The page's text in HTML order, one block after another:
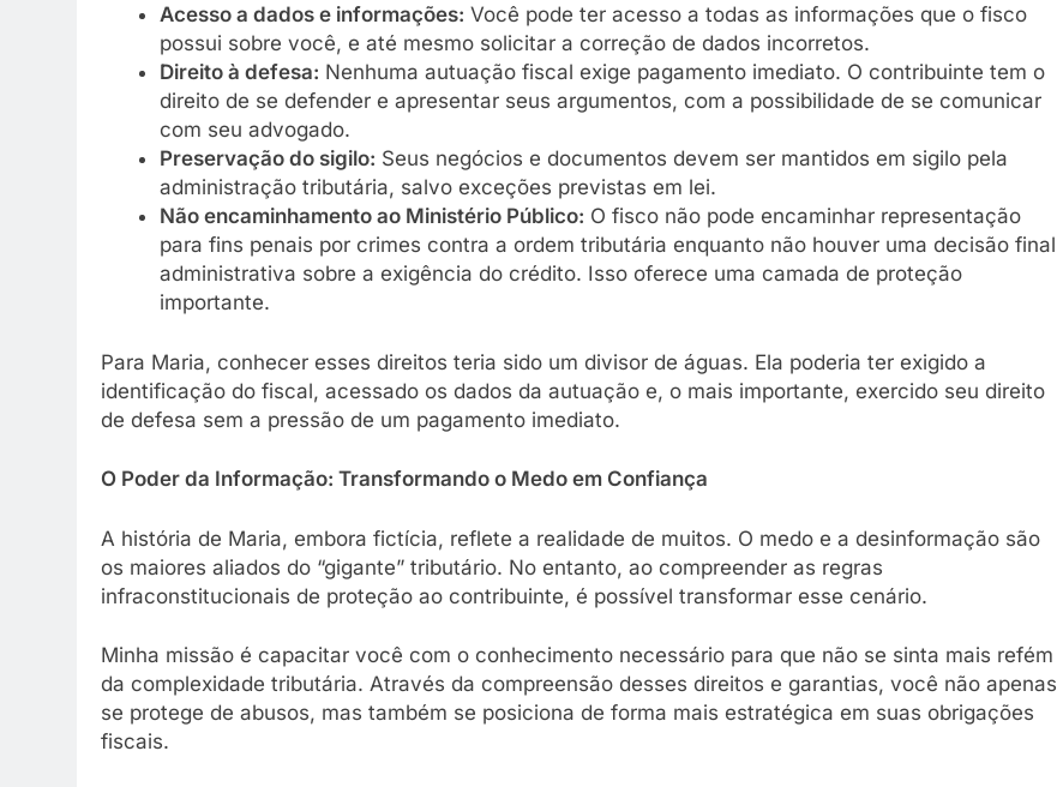
Acesso a dados e informações: Você pode ter acesso a todas as informações que o fisco
possui sobre você, e até mesmo solicitar a correção de dados incorretos.
Direito à defesa: Nenhuma autuação fiscal exige pagamento imediato. O contribuinte tem o
direito de se defender e apresentar seus argumentos, com a possibilidade de se comunicar
com seu advogado.
Preservação do sigilo: Seus negócios e documentos devem ser mantidos em sigilo pela
administração tributária, salvo exceções previstas em lei.
Não encaminhamento ao Ministério Público: O fisco não pode encaminhar representação
para fins penais por crimes contra a ordem tributária enquanto não houver uma decisão final
administrativa sobre a exigência do crédito. Isso oferece uma camada de proteção
importante.
Para Maria, conhecer esses direitos teria sido um divisor de águas. Ela poderia ter exigido a
identificação do fiscal, acessado os dados da autuação e, o mais importante, exercido seu direito
de defesa sem a pressão de um pagamento imediato.
O Poder da Informação: Transformando o Medo em Confiança
A história de Maria, embora fictícia, reflete a realidade de muitos. O medo e a desinformação são
os maiores aliados do “gigante” tributário. No entanto, ao compreender as regras
infraconstitucionais de proteção ao contribuinte, é possível transformar esse cenário.
Minha missão é capacitar você com o conhecimento necessário para que não se sinta mais refém
da complexidade tributária. Através da compreensão desses direitos e garantias, você não apenas
se protege de abusos, mas também se posiciona de forma mais estratégica em suas obrigações
fiscais.